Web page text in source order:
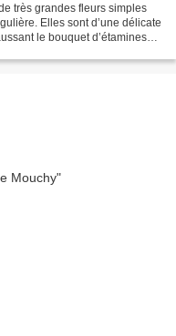
très grandes fleurs simples
Elles sont d’une délicate
le bouquet d’étamines